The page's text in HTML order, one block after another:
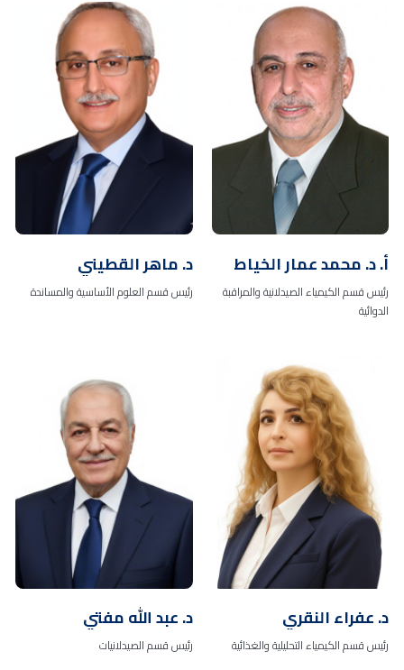
أ. د. محمد عمار الخياط
رئيس قسم الكيمياء الصيدلانية والمراقبة
الدوائية
د. ماهر القطيني
رئيس قسم العلوم الأساسية والمساندة
د. عفراء النقري
رئيس قسم الكيمياء التحليلية والغذائية
د. عبد الله مفتي
رئيس قسم الصيدلانيات